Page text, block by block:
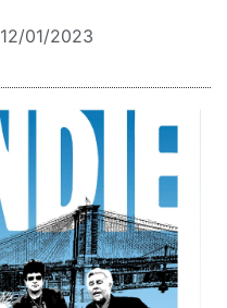
12/01/2023